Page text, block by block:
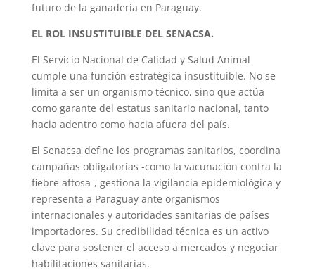
futuro de la ganadería en Paraguay.
EL ROL INSUSTITUIBLE DEL SENACSA.
El Servicio Nacional de Calidad y Salud Animal
cumple una función estratégica insustituible. No se
limita a ser un organismo técnico, sino que actúa
como garante del estatus sanitario nacional, tanto
hacia adentro como hacia afuera del país.
El Senacsa define los programas sanitarios, coordina
campañas obligatorias -como la vacunación contra la
fiebre aftosa-, gestiona la vigilancia epidemiológica y
representa a Paraguay ante organismos
internacionales y autoridades sanitarias de países
importadores. Su credibilidad técnica es un activo
clave para sostener el acceso a mercados y negociar
habilitaciones sanitarias.